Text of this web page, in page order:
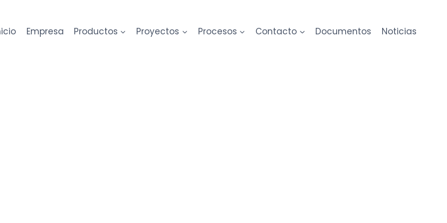
Empresa Productos Proyectos Procesos Contacto Documentos Noticias